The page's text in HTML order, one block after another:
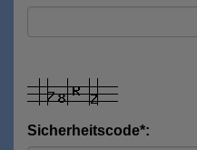
Sicherheitscode*: